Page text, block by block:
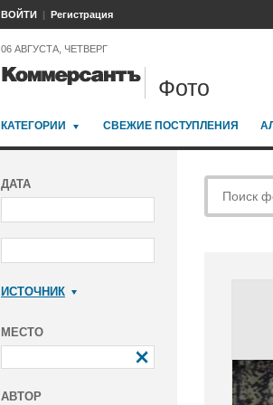
ВОЙТИ Регистрация
06 АВГУСТА, ЧЕТВЕРГ
Фото
КАТЕГОРИИ СВЕЖИЕ ПОСТУПЛЕНИЯ
ДАТА
ИСТОЧНИК
МЕСТО
АВТОР